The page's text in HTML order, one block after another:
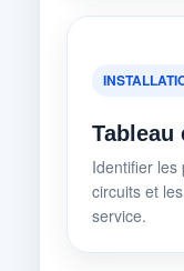
Tableau
Identifier les
circuits et
service.